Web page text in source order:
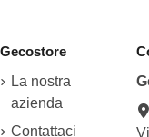
Gecostore
La nostra
azienda
Contattaci